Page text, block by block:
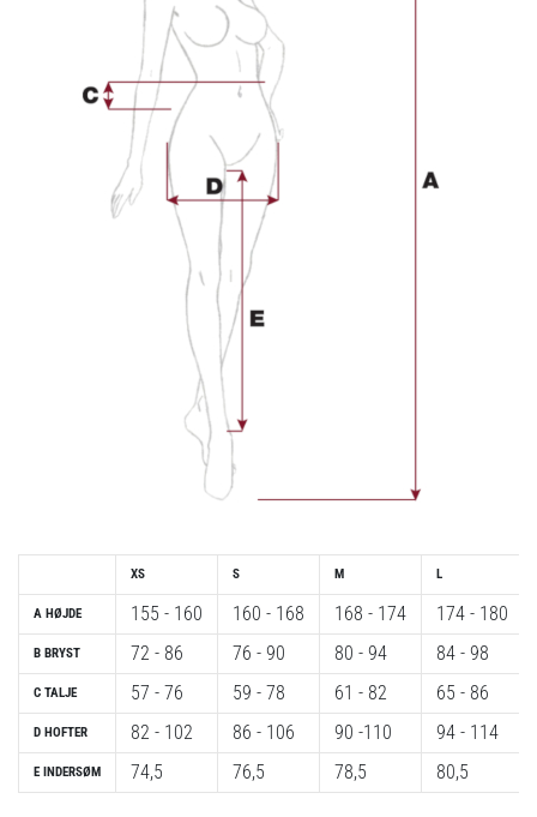
A HØJDE
B BRYST
C TALJE
D HOFTER
E INDERSØM
XS
155 - 160
72 - 86
57 - 76
82 - 102
74,5
S
160 - 168
76 - 90
59 - 78
86 - 106
76,5
M
168 - 174
80 - 94
61 - 82
90 -110
78,5
L
174 - 180
84 - 98
65 - 86
94 - 114
80,5